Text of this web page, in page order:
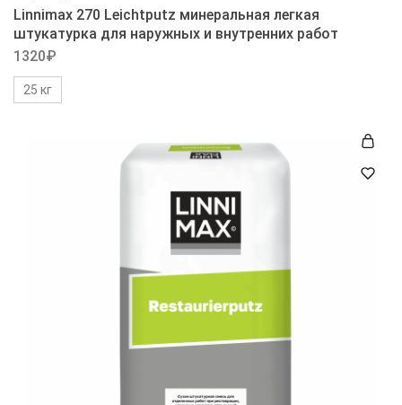
Linnimax 270 Leichtputz минеральная легкая
штукатурка для наружных и внутренних работ
1320₽
25 кг